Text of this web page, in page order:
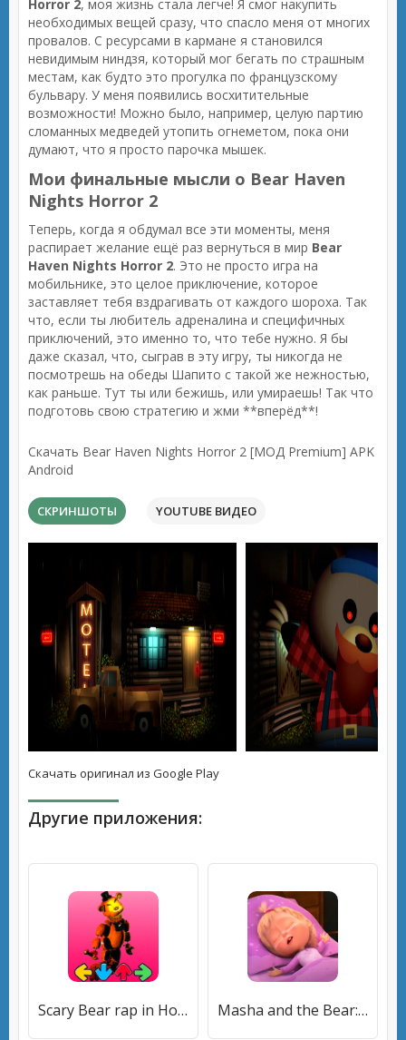
Horror 2, моя жизнь стала легче! Я смог накупить
необходимых вещей сразу, что спасло меня от многих
провалов. С ресурсами в кармане я становился
невидимым ниндзя, который мог бегать по страшным
местам, как будто это прогулка по французскому
бульвару. У меня появились восхитительные
возможности! Можно было, например, целую партию
сломанных медведей утопить огнеметом, пока они
думают, что я просто парочка мышек.
Мои финальные мысли о Bear Haven
Nights Horror 2
Теперь, когда я обдумал все эти моменты, меня
распирает желание ещё раз вернуться в мир Bear
Haven Nights Horror 2. Это не просто игра на
мобильнике, это целое приключение, которое
заставляет тебя вздрагивать от каждого шороха. Так
что, если ты любитель адреналина и специфичных
приключений, это именно то, что тебе нужно. Я бы
даже сказал, что, сыграв в эту игру, ты никогда не
посмотрешь на обеды Шапито с такой же нежностью,
как раньше. Тут ты или бежишь, или умираешь! Так что
подготовь свою стратегию и жми **вперёд**!
Скачать Bear Haven Nights Horror 2 [МОД Premium] APK
Android
СКРИНШОТЫ YOUTUBE ВИДЕО
Скачать оригинал из Google Play
Другие приложения:
Scary Bear rap in Horror music (Скэри Беар рэп в хоррор музыке) [МОД Unlocked] APK Android Masha and the Bear: Good Night [МОД Меню] APK Android